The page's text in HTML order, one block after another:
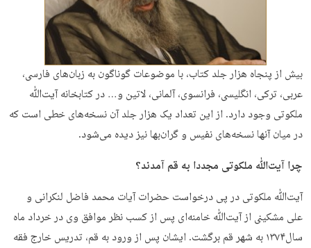
بیش از پنجاه هزار جلد کتاب، با موضوعات گوناگون به زبان‌های فارسی،
عربی، ترکی، انگلیسی، فرانسوی، آلمانی، لاتین و… در کتابخانه آیت‌ﷲ
ملکوتی وجود دارد. از این تعداد یک هزار جلد آن نسخه‌های خطی است که
در میان آنها نسخه‌های نفیس و گران‌بها نیز دیده می‌شود.
چرا آیت‌ﷲ ملکوتی مجددا به قم آمدند؟
آیت‌ﷲ ملکوتی در پی درخواست حضرات آیات محمد فاضل لنکرانی و
علی مشکینی از آیت‌ﷲ خامنه‌ای پس از کسب نظر موافق وی در خرداد ماه
سال۱۳۷۴ به شهر قم برگشت. ایشان پس از ورود به قم، تدریس خارج فقه